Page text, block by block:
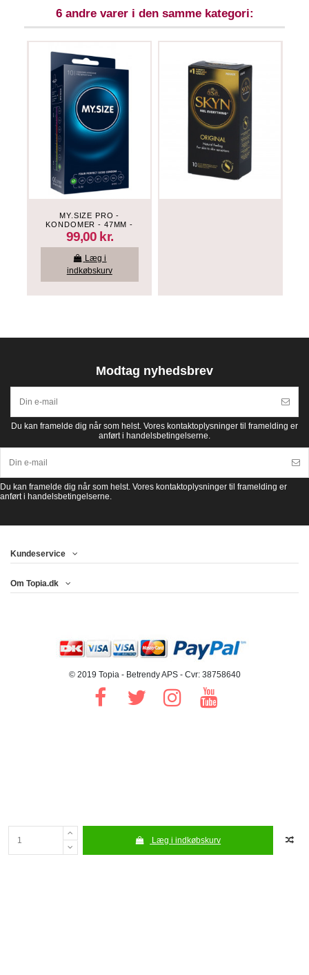
Læg i indkøbskurv
6 andre varer i den samme kategori:
MY.SIZE PRO -
KONDOMER - 47MM -
10 STK
99,00 kr.
Læg i
indkøbskurv
Modtag nyhedsbrev
Du kan framelde dig når som helst. Vores kontaktoplysninger til framelding er
anført i handelsbetingelserne.
Du kan framelde dig når som helst. Vores kontaktoplysninger til framelding er
anført i handelsbetingelserne.
Kundeservice
Om Topia.dk
© 2019 Topia - Betrendy APS - Cvr: 38758640